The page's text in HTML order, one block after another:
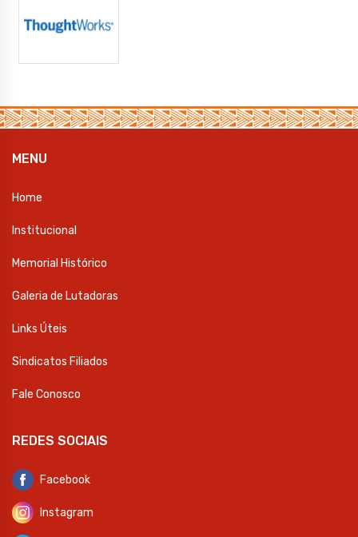
MENU
Home
Institucional
Memorial Histórico
Galeria de Lutadoras
Links Úteis
Sindicatos Filiados
Fale Conosco
REDES SOCIAIS
Facebook
Instagram